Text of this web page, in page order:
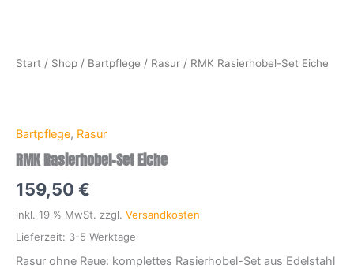
Start / Shop / Bartpflege / Rasur / RMK Rasierhobel-Set Eiche
Bartpflege, Rasur
RMK Rasierhobel-Set Eiche
159,50 €
inkl. 19 % MwSt. zzgl. Versandkosten
Lieferzeit: 3-5 Werktage
Rasur ohne Reue: komplettes Rasierhobel-Set aus Edelstahl